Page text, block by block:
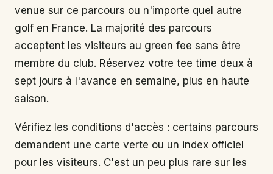
venue sur ce parcours ou n'importe quel autre
golf en France. La majorité des parcours
acceptent les visiteurs au green fee sans être
membre du club. Réservez votre tee time deux à
sept jours à l'avance en semaine, plus en haute
saison.
Vérifiez les conditions d'accès : certains parcours
demandent une carte verte ou un index officiel
pour les visiteurs. C'est un peu plus rare sur les